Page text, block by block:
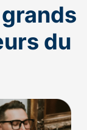
du